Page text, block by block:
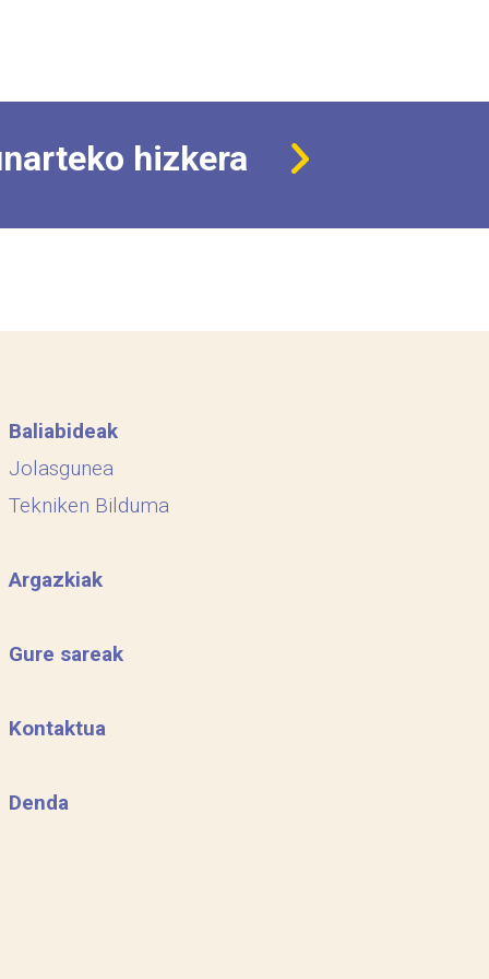
hizkera
Baliabideak
Jolasgunea
Tekniken Bilduma
Argazkiak
Gure sareak
Kontaktua
Denda